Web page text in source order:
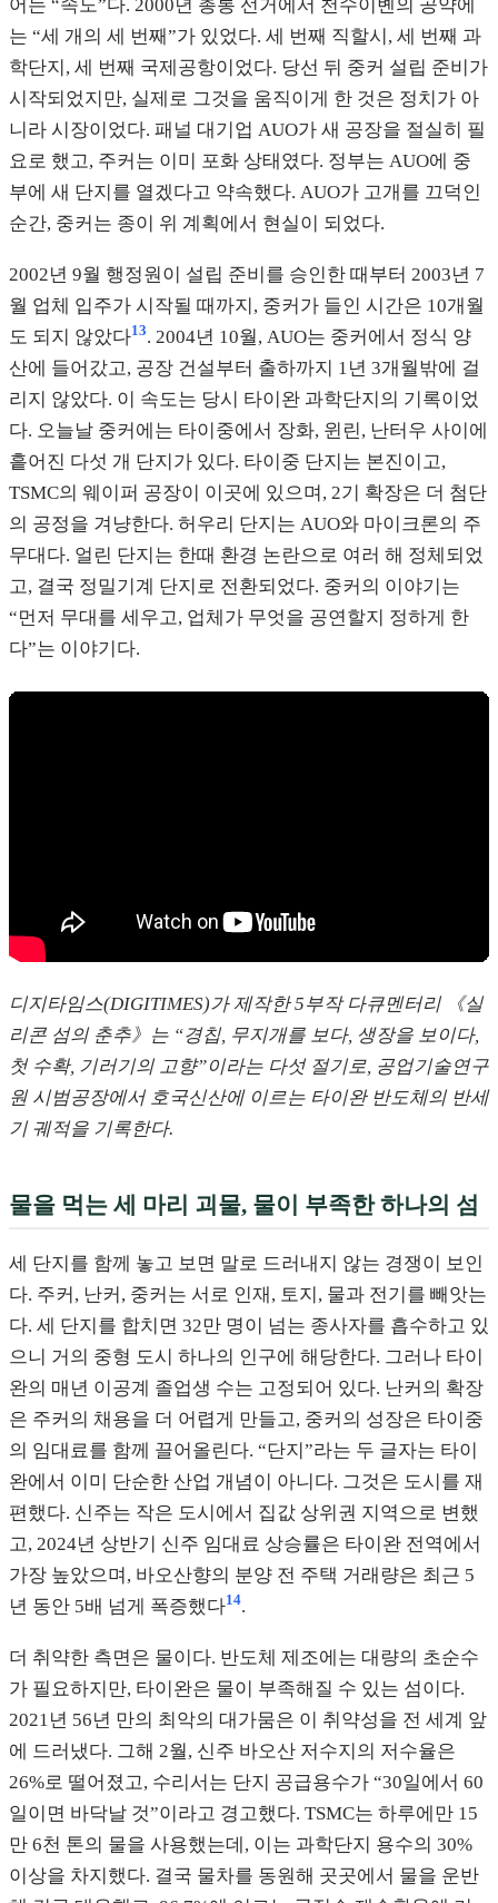
어는 “속도”다. 2000년 총통 선거에서 천수이볜의 공약에
는 “세 개의 세 번째”가 있었다. 세 번째 직할시, 세 번째 과
학단지, 세 번째 국제공항이었다. 당선 뒤 중커 설립 준비가
시작되었지만, 실제로 그것을 움직이게 한 것은 정치가 아
니라 시장이었다. 패널 대기업 AUO가 새 공장을 절실히 필
요로 했고, 주커는 이미 포화 상태였다. 정부는 AUO에 중
부에 새 단지를 열겠다고 약속했다. AUO가 고개를 끄덕인
순간, 중커는 종이 위 계획에서 현실이 되었다.
2002년 9월 행정원이 설립 준비를 승인한 때부터 2003년 7
월 업체 입주가 시작될 때까지, 중커가 들인 시간은 10개월
도 되지 않았다13. 2004년 10월, AUO는 중커에서 정식 양
산에 들어갔고, 공장 건설부터 출하까지 1년 3개월밖에 걸
리지 않았다. 이 속도는 당시 타이완 과학단지의 기록이었
다. 오늘날 중커에는 타이중에서 장화, 윈린, 난터우 사이에
흩어진 다섯 개 단지가 있다. 타이중 단지는 본진이고,
TSMC의 웨이퍼 공장이 이곳에 있으며, 2기 확장은 더 첨단
의 공정을 겨냥한다. 허우리 단지는 AUO와 마이크론의 주
무대다. 얼린 단지는 한때 환경 논란으로 여러 해 정체되었
고, 결국 정밀기계 단지로 전환되었다. 중커의 이야기는
“먼저 무대를 세우고, 업체가 무엇을 공연할지 정하게 한
다”는 이야기다.
디지타임스(DIGITIMES)가 제작한 5부작 다큐멘터리 《실
리콘 섬의 춘추》는 “경칩, 무지개를 보다, 생장을 보이다,
첫 수확, 기러기의 고향”이라는 다섯 절기로, 공업기술연구
원 시범공장에서 호국신산에 이르는 타이완 반도체의 반세
기 궤적을 기록한다.
물을 먹는 세 마리 괴물, 물이 부족한 하나의 섬
세 단지를 함께 놓고 보면 말로 드러내지 않는 경쟁이 보인
다. 주커, 난커, 중커는 서로 인재, 토지, 물과 전기를 빼앗는
다. 세 단지를 합치면 32만 명이 넘는 종사자를 흡수하고 있
으니 거의 중형 도시 하나의 인구에 해당한다. 그러나 타이
완의 매년 이공계 졸업생 수는 고정되어 있다. 난커의 확장
은 주커의 채용을 더 어렵게 만들고, 중커의 성장은 타이중
의 임대료를 함께 끌어올린다. “단지”라는 두 글자는 타이
완에서 이미 단순한 산업 개념이 아니다. 그것은 도시를 재
편했다. 신주는 작은 도시에서 집값 상위권 지역으로 변했
고, 2024년 상반기 신주 임대료 상승률은 타이완 전역에서
가장 높았으며, 바오산향의 분양 전 주택 거래량은 최근 5
년 동안 5배 넘게 폭증했다14.
더 취약한 측면은 물이다. 반도체 제조에는 대량의 초순수
가 필요하지만, 타이완은 물이 부족해질 수 있는 섬이다.
2021년 56년 만의 최악의 대가뭄은 이 취약성을 전 세계 앞
에 드러냈다. 그해 2월, 신주 바오산 저수지의 저수율은
26%로 떨어졌고, 수리서는 단지 공급용수가 “30일에서 60
일이면 바닥날 것”이라고 경고했다. TSMC는 하루에만 15
만 6천 톤의 물을 사용했는데, 이는 과학단지 용수의 30%
이상을 차지했다. 결국 물차를 동원해 곳곳에서 물을 운반